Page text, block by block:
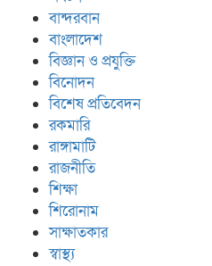
বান্দরবান
বাংলাদেশ
বিজ্ঞান ও প্রযুক্তি
বিনোদন
বিশেষ প্রতিবেদন
রকমারি
রাঙ্গামাটি
রাজনীতি
শিক্ষা
শিরোনাম
সাক্ষাতকার
স্বাস্থ্য